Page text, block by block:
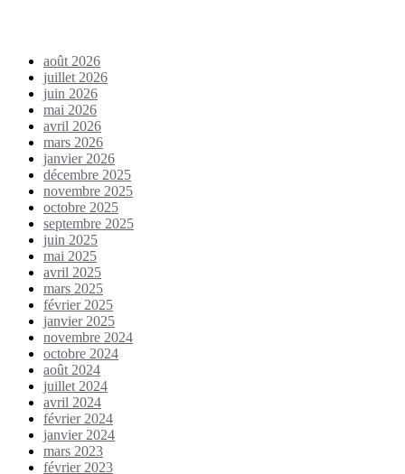
août 2026
juillet 2026
juin 2026
mai 2026
avril 2026
mars 2026
janvier 2026
décembre 2025
novembre 2025
octobre 2025
septembre 2025
juin 2025
mai 2025
avril 2025
mars 2025
février 2025
janvier 2025
novembre 2024
octobre 2024
août 2024
juillet 2024
avril 2024
février 2024
janvier 2024
mars 2023
février 2023